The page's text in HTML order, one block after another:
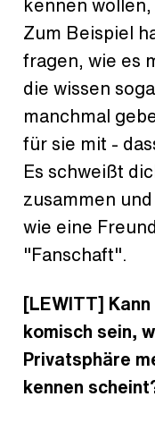
kennen
Zum Beispiel
fragen, wie es
die wissen
manchmal
für sie mit -
Es schweißt
zusammen
wie eine
"Fanschaft".
[LEWITT]
komisch sein,
Privatsphäre
kennen